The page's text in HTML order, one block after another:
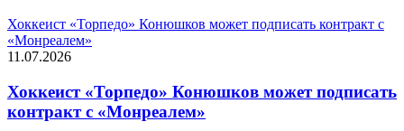
Хоккеист «Торпедо» Конюшков может подписать контракт с
«Монреалем»
11.07.2026
Хоккеист «Торпедо» Конюшков может подписать
контракт с «Монреалем»